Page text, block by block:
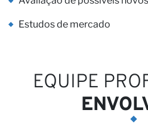
Estudos de mercado
EQUIPE